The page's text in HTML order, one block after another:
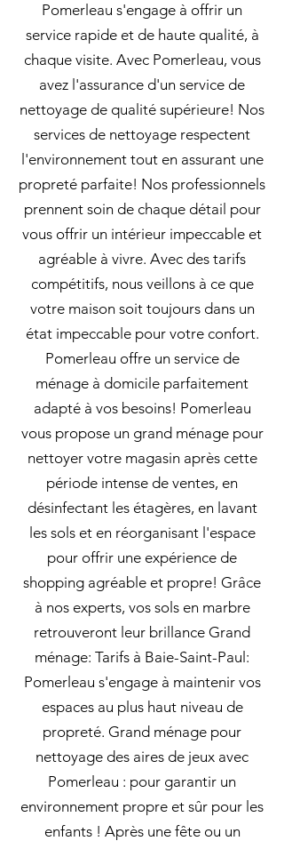
Pomerleau s'engage à offrir un
service rapide et de haute qualité, à
chaque visite. Avec Pomerleau, vous
avez l'assurance d'un service de
nettoyage de qualité supérieure! Nos
services de nettoyage respectent
l'environnement tout en assurant une
propreté parfaite! Nos professionnels
prennent soin de chaque détail pour
vous offrir un intérieur impeccable et
agréable à vivre. Avec des tarifs
compétitifs, nous veillons à ce que
votre maison soit toujours dans un
état impeccable pour votre confort.
Pomerleau offre un service de
ménage à domicile parfaitement
adapté à vos besoins! Pomerleau
vous propose un grand ménage pour
nettoyer votre magasin après cette
période intense de ventes, en
désinfectant les étagères, en lavant
les sols et en réorganisant l'espace
pour offrir une expérience de
shopping agréable et propre! Grâce
à nos experts, vos sols en marbre
retrouveront leur brillance Grand
ménage: Tarifs à Baie-Saint-Paul:
Pomerleau s'engage à maintenir vos
espaces au plus haut niveau de
propreté. Grand ménage pour
nettoyage des aires de jeux avec
Pomerleau : pour garantir un
environnement propre et sûr pour les
enfants ! Après une fête ou un